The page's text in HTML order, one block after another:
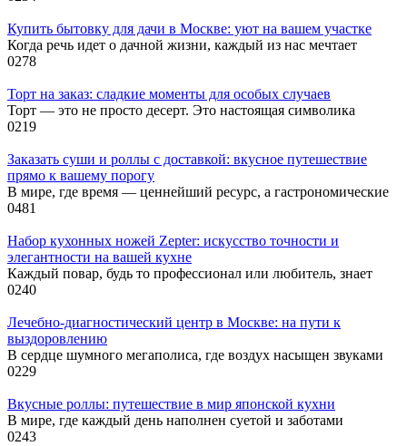
Купить бытовку для дачи в Москве: уют на вашем участке
Когда речь идет о дачной жизни, каждый из нас мечтает
0278
Торт на заказ: сладкие моменты для особых случаев
Торт — это не просто десерт. Это настоящая символика
0219
Заказать суши и роллы с доставкой: вкусное путешествие
прямо к вашему порогу
В мире, где время — ценнейший ресурс, а гастрономические
0481
Набор кухонных ножей Zepter: искусство точности и
элегантности на вашей кухне
Каждый повар, будь то профессионал или любитель, знает
0240
Лечебно-диагностический центр в Москве: на пути к
выздоровлению
В сердце шумного мегаполиса, где воздух насыщен звуками
0229
Вкусные роллы: путешествие в мир японской кухни
В мире, где каждый день наполнен суетой и заботами
0243